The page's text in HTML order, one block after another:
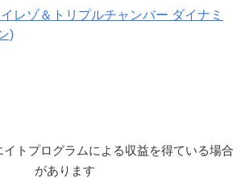
レゾ＆トリプルチャンバー ダイナミ
)
トプログラムによる収益を得ている場合
があります